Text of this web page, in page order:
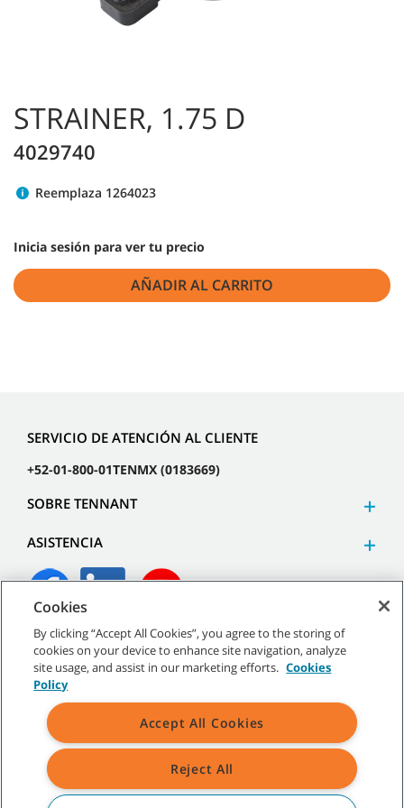
STRAINER, 1.75 D
4029740
Reemplaza 1264023
Inicia sesión para ver tu precio
AÑADIR AL CARRITO
SERVICIO DE ATENCIÓN AL CLIENTE
+52-01-800-01TENMX (0183669)
SOBRE TENNANT
ASISTENCIA
2026 Tennant Company. Todos los derechos reservados.
|Políticas generales|Términos de uso
Términos de venta
Todas las marcas registradas y logos de Tennant son propiedad de
Cookies
By clicking “Accept All Cookies”, you agree to the storing of
cookies on your device to enhance site navigation, analyze
site usage, and assist in our marketing efforts. Cookies
Policy
Accept All Cookies
Reject All